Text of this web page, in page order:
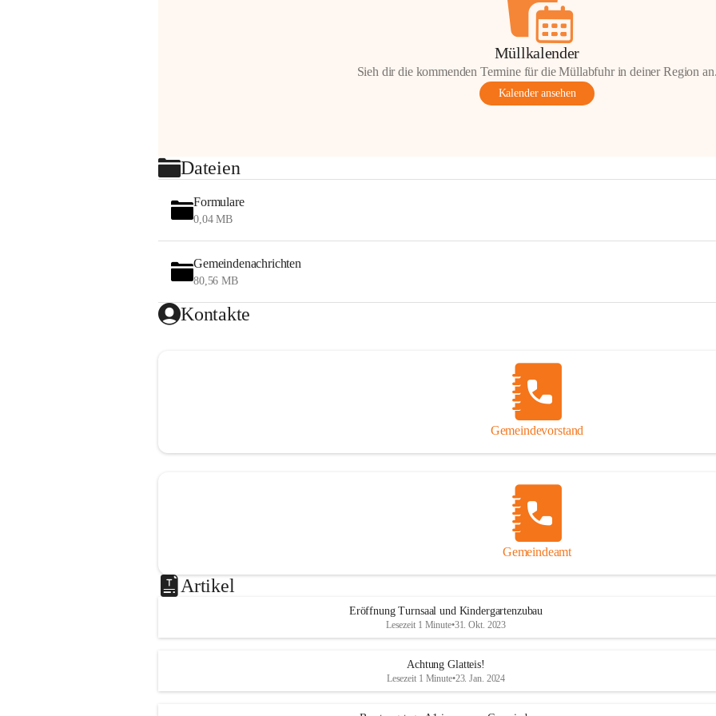
Müllkalender
Sieh dir die kommenden Termine für die Müllabfuhr in deiner Region
Kalender ansehen
Dateien
Formulare
0,04 MB
Gemeindenachrichten
80,56 MB
Kontakte
Gemeindevorstand
Gemeindeamt
Artikel
Eröffnung Turnsaal und Kindergartenzubau
Lesezeit 1 Minute•31. Okt. 2023
Achtung Glatteis!
Lesezeit 1 Minute•23. Jan. 2024